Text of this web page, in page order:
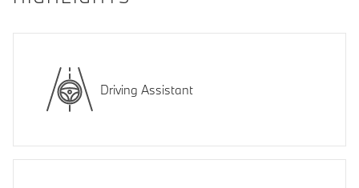
Driving Assistant